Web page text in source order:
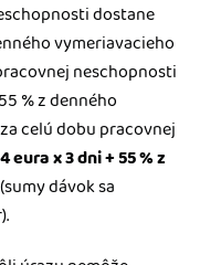
dostane
vymeriavacieho
neschopnosti
% z denného
celú dobu pracovnej
eura x 3 dni + 55 % z
(sumy dávok sa